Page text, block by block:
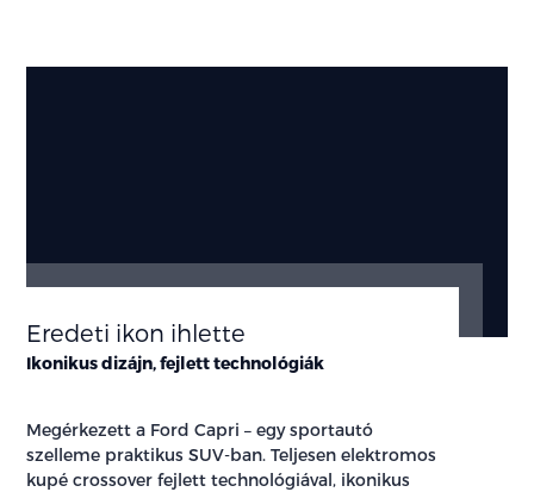
Eredeti ikon ihlette
Ikonikus dizájn, fejlett technológiák
Megérkezett a Ford Capri – egy sportautó
szelleme praktikus SUV-ban. Teljesen elektromos
kupé crossover fejlett technológiával, ikonikus